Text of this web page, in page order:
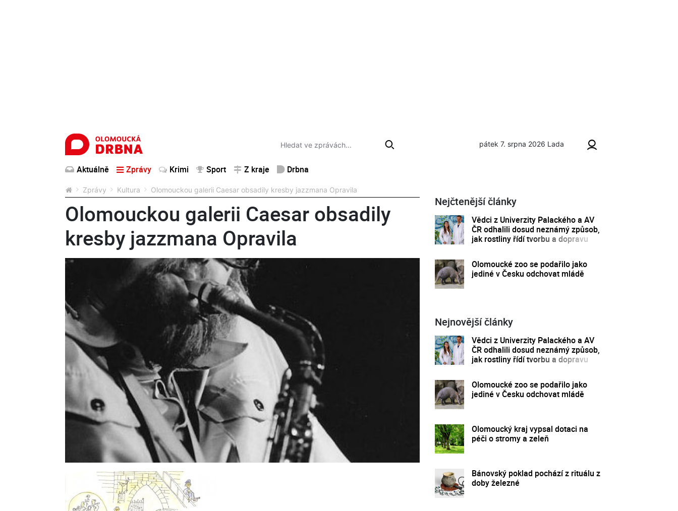
pátek 7. srpna 2026 Lada
Aktuálně Zprávy Krimi Sport Z kraje Drbna
Zprávy Kultura Olomouckou galerii Caesar obsadily kresby jazzmana Opravila
Olomouckou galerii Caesar obsadily
kresby jazzmana Opravila
Nejčtenější články
Vědci z Univerzity Palackého a AV
ČR odhalili dosud neznámý způsob,
jak rostliny řídí tvorbu a dopravu
Olomoucké zoo se podařilo jako
jediné v Česku odchovat mládě
Nejnovější články
Vědci z Univerzity Palackého a AV
ČR odhalili dosud neznámý způsob,
jak rostliny řídí tvorbu a dopravu
Olomoucké zoo se podařilo jako
jediné v Česku odchovat mládě
Olomoucký kraj vypsal dotaci na
péči o stromy a zeleň
Bánovský poklad pochází z rituálu z
doby železné